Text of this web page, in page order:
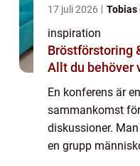
17 juli 2026 Tobias
inspiration
Bröstförstoring
Allt du behöver
En konferens är
sammankomst
diskussioner.
en grupp